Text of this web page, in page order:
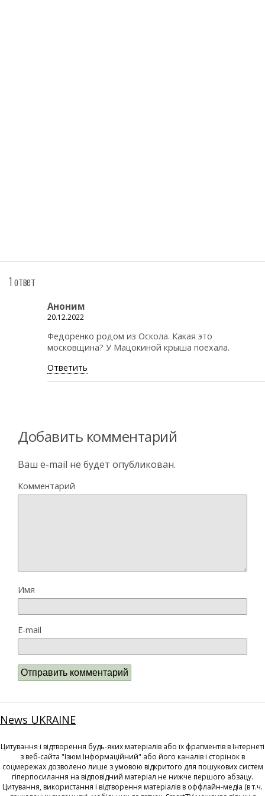
1 ответ
Аноним
20.12.2022
Федоренко родом из Оскола. Какая это
московщина? У Мацокиной крыша поехала.
Ответить
Добавить комментарий
Ваш e-mail не будет опубликован.
Комментарий
Имя
E-mail
News UKRAINE
Цитування і відтворення будь-яких матеріалів або їх фрагментів в Інтернеті
з веб-сайта "Ізюм Інформаційний" або його каналів і сторінок в
соцмережах дозволено лише з умовою відкритого для пошукових систем
гіперпосилання на відповідний матеріал не нижче першого абзацу.
Цитування, використання і відтворення матеріалів в оффлайн-медіа (в т.ч.